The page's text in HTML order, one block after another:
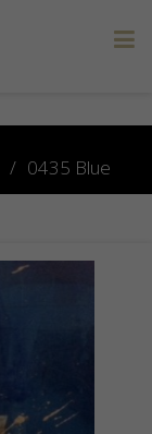
/ 0435 Blue